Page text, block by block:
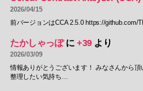
2026/04/15
前バージョンはCCA 2.5.0 https://github.com/
たかしゃっぽに +39より
2026/03/09
情報ありがとうございます！ みなさんから頂
整理したい気持ち…